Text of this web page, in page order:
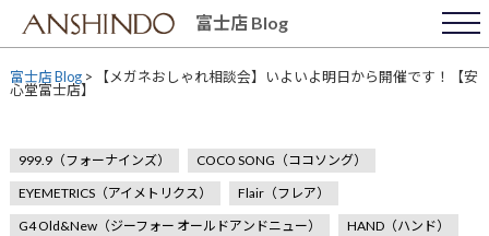
content
富士店 Blog
富士店 Blog> 【メガネおしゃれ相談会】いよいよ明日から開催です！【安
心堂富士店】
999.9（フォーナインズ）
COCO SONG（ココソング）
EYEMETRICS（アイメトリクス）
Flair（フレア）
G4 Old&New（ジーフォー オールドアンドニュー）
HAND（ハンド）